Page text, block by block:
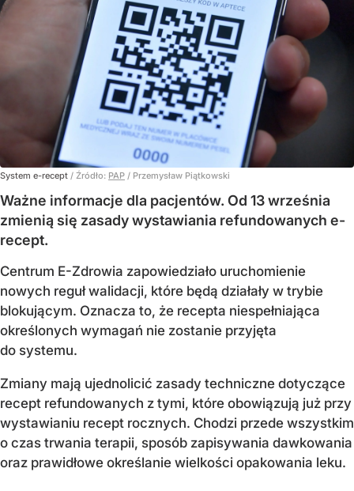
System e-recept / Źródło: PAP / Przemysław Piątkowski
Ważne informacje dla pacjentów. Od 13 września
zmienią się zasady wystawiania refundowanych e-
recept.
Centrum E-Zdrowia zapowiedziało uruchomienie
nowych reguł walidacji, które będą działały w trybie
blokującym. Oznacza to, że recepta niespełniająca
określonych wymagań nie zostanie przyjęta
do systemu.
Zmiany mają ujednolicić zasady techniczne dotyczące
recept refundowanych z tymi, które obowiązują już przy
wystawianiu recept rocznych. Chodzi przede wszystkim
o czas trwania terapii, sposób zapisywania dawkowania
oraz prawidłowe określanie wielkości opakowania leku.